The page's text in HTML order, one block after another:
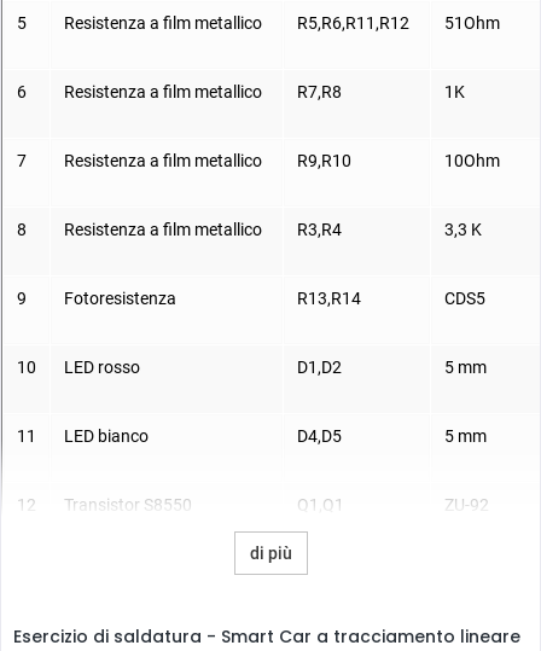
5 Resistenza a film metallico R5,R6,R11,R12 51Ohm
6 Resistenza a film metallico R7,R8 1K
7 Resistenza a film metallico R9,R10 10Ohm
8 Resistenza a film metallico R3,R4 3,3 K
9 Fotoresistenza R13,R14 CDS5
10 LED rosso D1,D2 5 mm
11 LED bianco D4,D5 5 mm
12 Transistor S8550 Q1,Q1 ZU-92
Interruttore autobloccante S1
14 Motore DC M1,M2
di più
Esercizio di saldatura - Smart Car a tracciamento lineare